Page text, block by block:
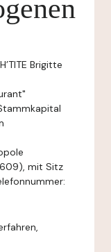
Brigitte
mit Sitz